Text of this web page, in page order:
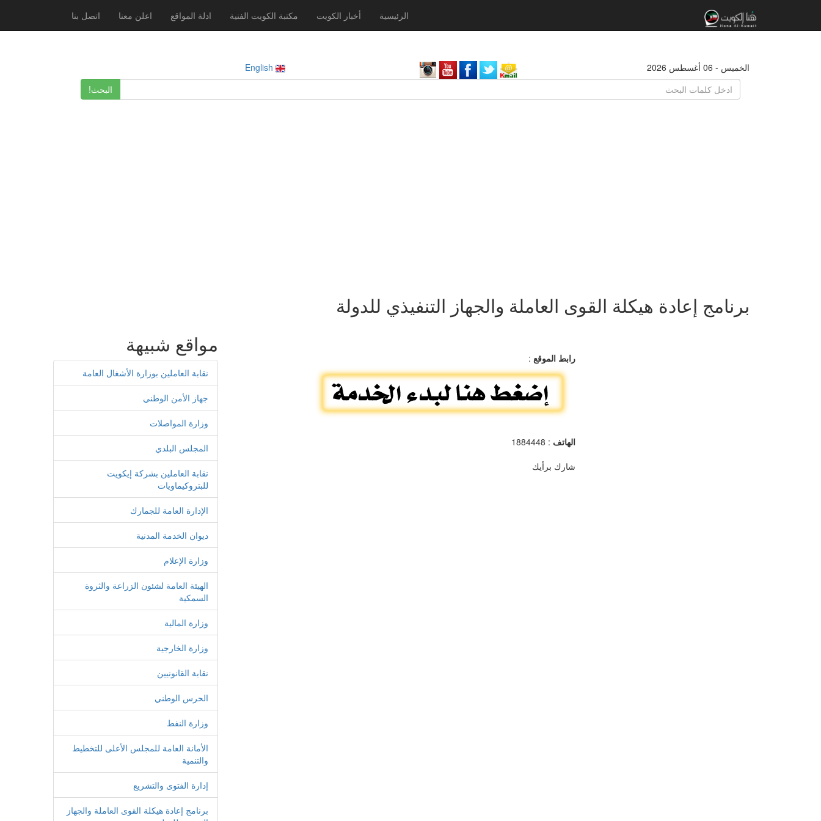
الرئيسية أخبار الكويت مكتبة الكويت الفنية ادلة المواقع اعلن معنا اتصل بنا
الخميس - 06 أغسطس 2026
البحث!
برنامج إعادة هيكلة القوى العاملة والجهاز التنفيذي للدولة
رابط الموقع :
الهاتف : 1884448
شارك برأيك
مواقع شبيهة
نقابة العاملين بوزارة الأشغال العامة
جهاز الأمن الوطني
وزارة المواصلات
المجلس البلدي
نقابة العاملين بشركة إيكويت
للبتروكيماويات
الإدارة العامة للجمارك
ديوان الخدمة المدنية
وزارة الإعلام
الهيئة العامة لشئون الزراعة والثروة
السمكية
وزارة المالية
وزارة الخارجية
نقابة القانونيين
الحرس الوطني
وزارة النفط
الأمانة العامة للمجلس الأعلى للتخطيط
والتنمية
إدارة الفتوى والتشريع
برنامج إعادة هيكلة القوى العاملة والجهاز